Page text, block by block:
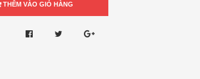
THÊM VÀO GIỎ HÀNG